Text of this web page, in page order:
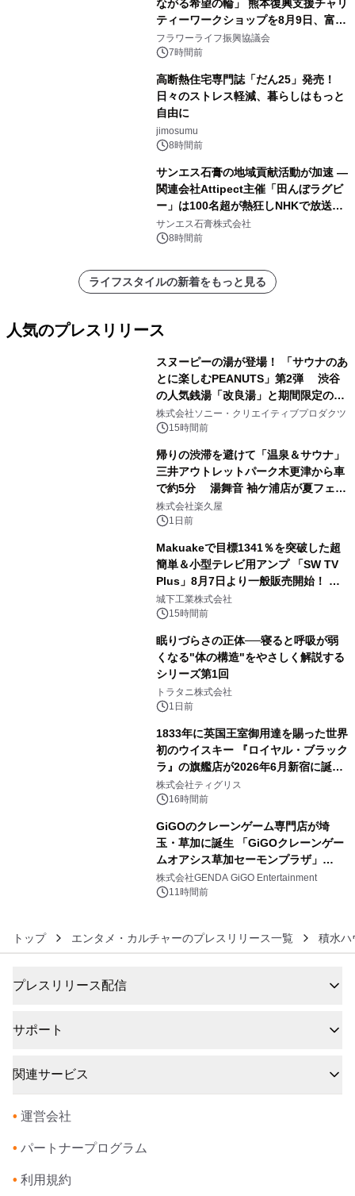
ながる希望の輪」 熊本復興支援チャリ
ティーワークショップを8月9日、富
山・射水で開催
フラワーライフ振興協議会
7時間前
高断熱住宅専門誌「だん25」発売！
日々のストレス軽減、暮らしはもっと
自由に
jimosumu
8時間前
サンエス石膏の地域貢献活動が加速 ―
関連会社Attipect主催「田んぼラグビ
ー」は100名超が熱狂しNHKで放送さ
れました。
サンエス石膏株式会社
8時間前
ライフスタイルの新着をもっと見る
人気のプレスリリース
スヌーピーの湯が登場！ 「サウナのあ
とに楽しむPEANUTS」第2弾 渋谷
の人気銭湯「改良湯」と期間限定のコ
ラボレーション サウナイキタイコラ
ボグッズも発売決定！
株式会社ソニー・クリエイティブプロダクツ
15時間前
帰りの渋滞を避けて「温泉＆サウナ」
三井アウトレットパーク木更津から車
で約5分 湯舞音 袖ケ浦店が夏フェア
メニューを提供
株式会社楽久屋
1日前
Makuakeで目標1341％を突破した超
簡単＆小型テレビ用アンプ 「SW TV
Plus」8月7日より一般販売開始！ ケ
ーブル1本つなぐだけ、テレビの音が
ぐっと豊かに
城下工業株式会社
15時間前
眠りづらさの正体──寝ると呼吸が弱
くなる"体の構造"をやさしく解説する
シリーズ第1回
トラタニ株式会社
1日前
1833年に英国王室御用達を賜った世界
初のウイスキー 『ロイヤル・ブラック
ラ』の旗艦店が2026年6月新宿に誕
生 バカルディ ジャパンと連携した
没入型バー「BAR Arca」
株式会社ティグリス
16時間前
GiGOのクレーンゲーム専門店が埼
玉・草加に誕生 「GiGOクレーンゲー
ムオアシス草加セーモンプラザ」
2026年8月7日(金)10時グランドオープ
ン
株式会社GENDA GiGO Entertainment
11時間前
トップ エンタメ・カルチャーのプレスリリース一覧 積水ハ
プレスリリース配信
サポート
関連サービス
• 運営会社
• パートナープログラム
• 利用規約